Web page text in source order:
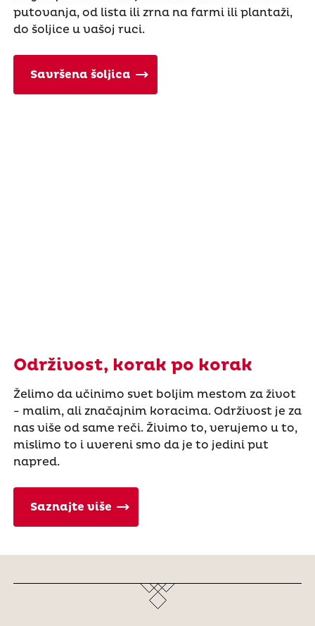
putovanja, od lista ili zrna na farmi ili plantaži,
do šoljice u vašoj ruci.
Savršena šoljica
Održivost, korak po korak
Želimo da učinimo svet boljim mestom za život
- malim, ali značajnim koracima. Održivost je za
nas više od same reči. Živimo to, verujemo u to,
mislimo to i uvereni smo da je to jedini put
napred.
Saznajte više